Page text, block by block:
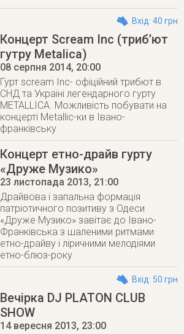
Вхід: 40 грн
Концерт Scream Inc (триб’ют
гутру Metalica)
08 серпня 2014, 20:00
Гурт scream Inc- офіційний трибют в
СНД та Україні легендарного гурту
METALLICA. Можливість побувати на
концерті Metallic-ки в Івано-
франківську
Концерт етно-драйв гурту
«Друже Музико»
23 листопада 2013, 21:00
Драйвова і запальна формація
патріотичного позитиву з Одеси
«Друже Музико» завітає до Івано-
Франківська з шаленими ритмами
етно-драйву і ліричними мелодіями
етно-блюз-року
Вхід: 50 грн
Вечірка DJ PLATON CLUB
SHOW
14 вересня 2013, 23:00